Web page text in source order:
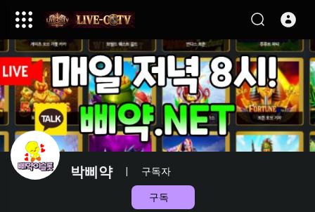
박삐약| 구독자
구독